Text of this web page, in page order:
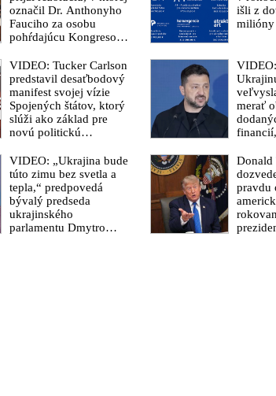
označil Dr. Anthonyho
Fauciho za osobu
pohŕdajúcu Kongresom.
Američanov a myslím
si, že si zaslúžia poznať
pravdu,“ vyhlásil
senátor Rand Paul
išli z
milióny
VIDEO: Tucker Carlson
predstavil desaťbodový
manifest svojej vízie
Spojených štátov, ktorý
slúži ako základ pre
novú politickú
odštiepeneckej frakcie
hnutia MAGA
merať
tlaku
VIDEO: „Ukrajina bude
túto zimu bez svetla a
tepla,“ predpovedá
bývalý predseda
ukrajinského
parlamentu Dmytro
Donald
pravdu